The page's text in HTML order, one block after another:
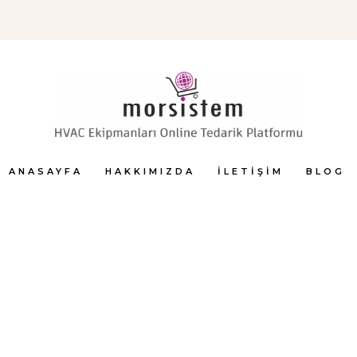
ANASAYFA HAKKIMIZDA İLETIŞIM BLOG